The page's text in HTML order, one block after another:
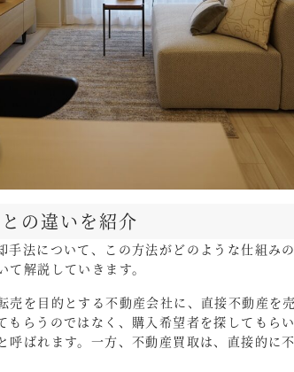
の違いを紹介
法について、この方法がどのような仕組み
解説していきます。
を目的とする不動産会社に、直接不動産を
もらうのではなく、購入希望者を探してもら
呼ばれます。一方、不動産買取は、直接的に